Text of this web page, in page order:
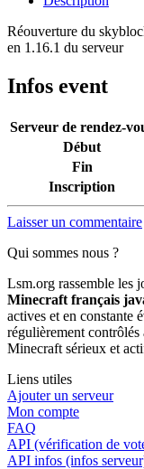
Réouverture du
en 1.16.1 du serveur
Infos event
Serveur de rendez-
Début
Fin
Inscription
Laisser un commentaire
Qui sommes nous ?
Lsm.org rassemble les
Minecraft français
actives et en constante
régulièrement
Minecraft sérieux et
Liens utiles
Ajouter un serveur
Mon compte
FAQ
API (vérification de
API infos (infos